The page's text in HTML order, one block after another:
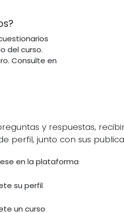
del curso.
Consulte en
y respuestas,
perfil, junto con sus
en la plataforma
su perfil
un curso